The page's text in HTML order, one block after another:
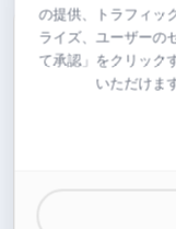
の提供、トラフィッ
ライズ、ユーザーの
て承認」をクリック
いただけま
GDPR準拠でド